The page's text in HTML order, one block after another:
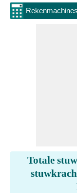
Totale